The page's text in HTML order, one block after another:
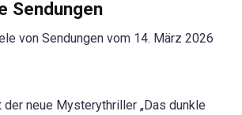
Sendungen
von Sendungen vom 14. März 2026
der neue Mysterythriller „Das dunkle